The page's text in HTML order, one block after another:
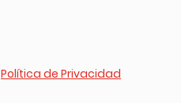
Política de Privacidad